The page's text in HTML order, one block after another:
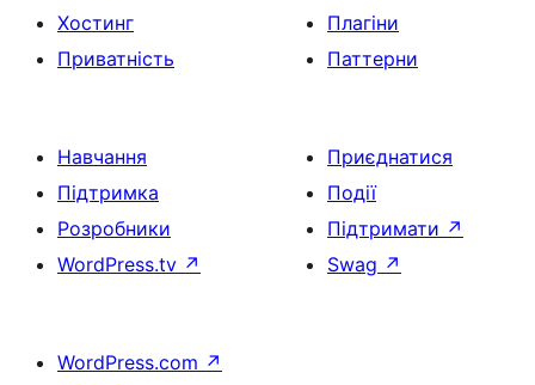
Хостинг
Приватність
Плагіни
Паттерни
Навчання
Підтримка
Розробники
WordPress.tv ↗
Приєднатися
Події
Підтримати ↗
Swag ↗
WordPress.com ↗